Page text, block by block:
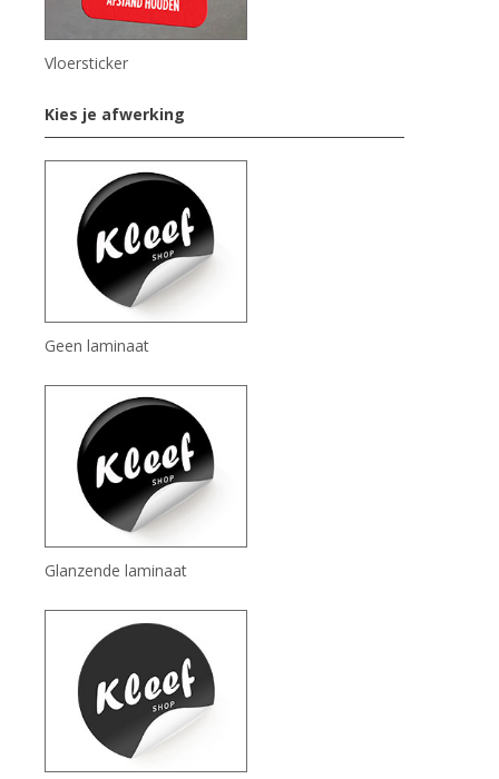
Vloersticker
Kies je afwerking
Geen laminaat
Glanzende laminaat